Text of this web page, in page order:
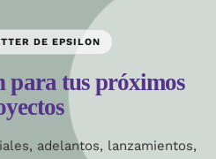
DE EPSILON
para tus próximos
adelantos, lanzamientos,